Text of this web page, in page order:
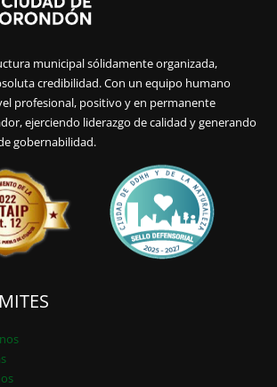
municipal sólidamente organizada,
credibilidad. Con un equipo humano
profesional, positivo y en permanente
ejerciendo liderazgo de calidad y generando
gobernabilidad.